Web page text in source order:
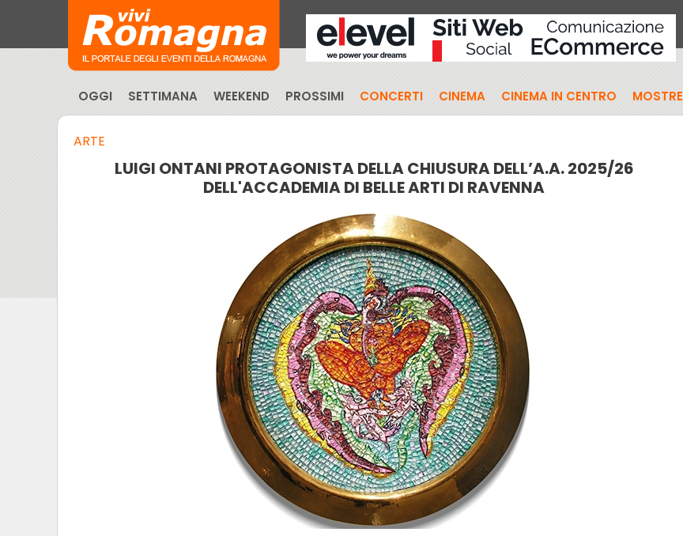
OGGI SETTIMANA WEEKEND PROSSIMI CONCERTI CINEMA CINEMA IN CENTRO MOSTRE
ARTE
LUIGI ONTANI PROTAGONISTA DELLA CHIUSURA DELL’A.A. 2025/26
DELL'ACCADEMIA DI BELLE ARTI DI RAVENNA